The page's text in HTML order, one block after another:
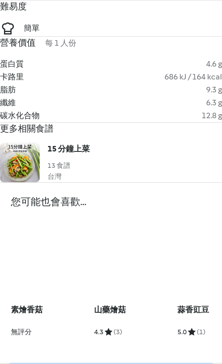
難易度
簡單
營養價值 每 1 人份
蛋白質
4.6 g
卡路里
686 kJ / 164 kcal
脂肪
9.3 g
纖維
6.3 g
碳水化合物
12.8 g
更多相關食譜
15 分鐘上菜
13 食譜
台灣
您可能也會喜歡...
素燴香菇
無評分
山藥燴菇
4.3 (3)
蒜香豇豆
5.0 (1)